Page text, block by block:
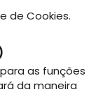
de Cookies.
as funções
da maneira